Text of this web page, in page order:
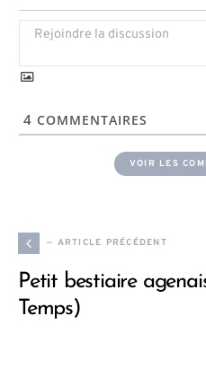
4 COMMENTAIRES
VOIR LES
— ARTICLE PRÉCÉDENT
Petit bestiaire
Temps)